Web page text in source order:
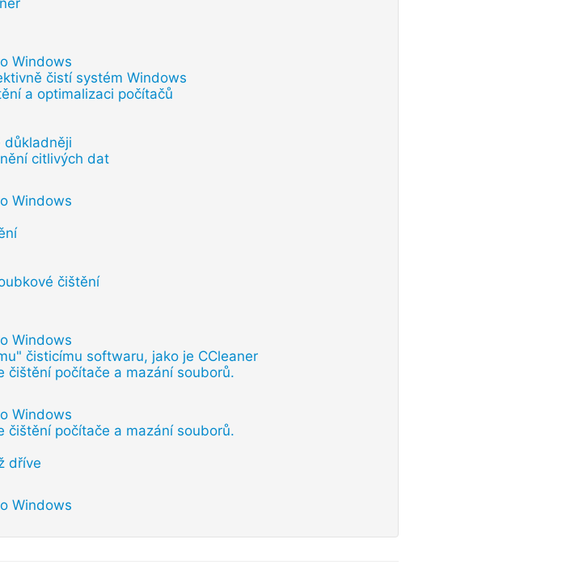
Windows
čistí systém Windows
a optimalizaci počítačů
důkladněji
citlivých dat
Windows
čištění
Windows
čisticímu softwaru, jako je CCleaner
počítače a mazání souborů.
Windows
počítače a mazání souborů.
dříve
Windows